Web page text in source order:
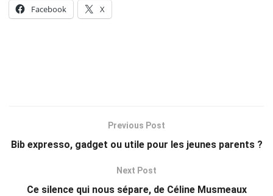
Facebook X
Previous Post
Bib expresso, gadget ou utile pour les jeunes parents ?
Next Post
Ce silence qui nous sépare, de Céline Musmeaux